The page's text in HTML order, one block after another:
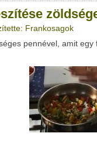
Google
Frankosagok
pennével, amit